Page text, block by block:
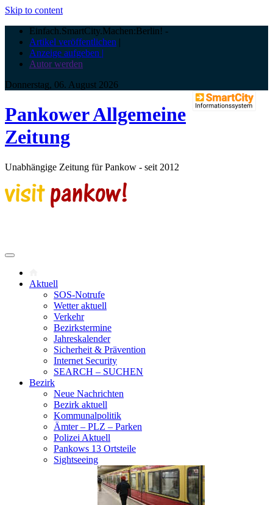
Skip to content
Einfach.SmartCity.Machen:Berlin! -
Artikel veröffentlichen |
Anzeige aufgeben |
Autor werden
Donnerstag, 06. August 2026
Pankower Allgemeine
Zeitung
Unabhängige Zeitung für Pankow - seit 2012
Aktuell
SOS-Notrufe
Wetter aktuell
Verkehr
Bezirkstermine
Jahreskalender
Sicherheit & Prävention
Internet Security
SEARCH – SUCHEN
Bezirk
Neue Nachrichten
Bezirk aktuell
Kommunalpolitik
Ämter – PLZ – Parken
Polizei Aktuell
Pankows 13 Ortsteile
Sightseeing